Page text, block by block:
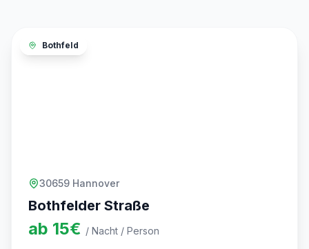
Bothfeld
30659 Hannover
Bothfelder Straße
ab 15€ / Nacht / Person